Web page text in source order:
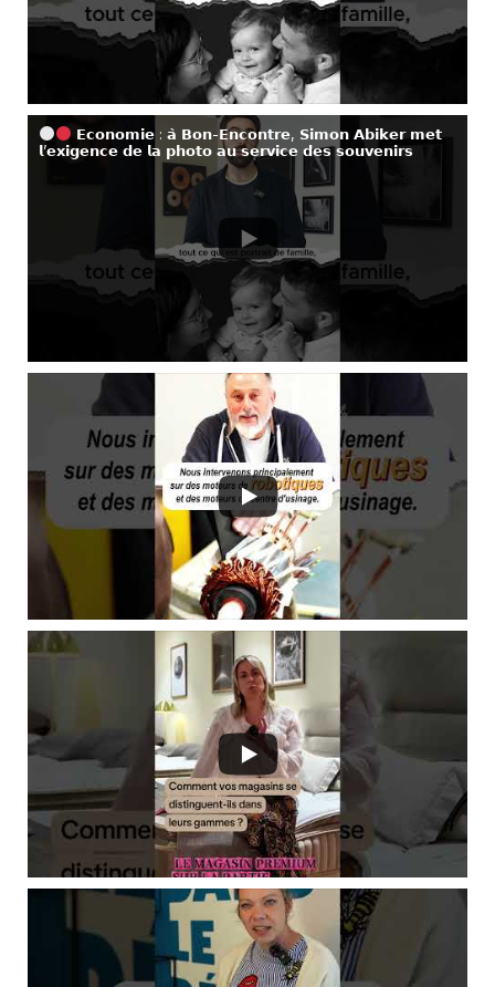
𝗘𝗰𝗼𝗻𝗼𝗺𝗶𝗲 : 𝗮̀ 𝗕𝗼𝗻-𝗘𝗻𝗰𝗼𝗻𝘁𝗿𝗲, 𝗦𝗶𝗺𝗼𝗻 𝗔𝗯𝗶𝗸𝗲𝗿 𝗺𝗲𝘁
𝗹’𝗲𝘅𝗶𝗴𝗲𝗻𝗰𝗲 𝗱𝗲 𝗹𝗮 𝗽𝗵𝗼𝘁𝗼 𝗮𝘂 𝘀𝗲𝗿𝘃𝗶𝗰𝗲 𝗱𝗲𝘀 𝘀𝗼𝘂𝘃𝗲𝗻𝗶𝗿𝘀